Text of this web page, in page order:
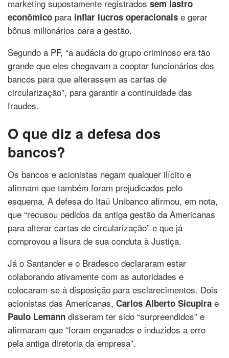
marketing supostamente registrados sem lastro
econômico para inflar lucros operacionais e gerar
bônus milionários para a gestão.
Segundo a PF, “a audácia do grupo criminoso era tão
grande que eles chegavam a cooptar funcionários dos
bancos para que alterassem as cartas de
circularização”, para garantir a continuidade das
fraudes.
O que diz a defesa dos
bancos?
Os bancos e acionistas negam qualquer ilícito e
afirmam que também foram prejudicados pelo
esquema. A defesa do Itaú Unibanco afirmou, em nota,
que “recusou pedidos da antiga gestão da Americanas
para alterar cartas de circularização” e que já
comprovou a lisura de sua conduta à Justiça.
Já o Santander e o Bradesco declararam estar
colaborando ativamente com as autoridades e
colocaram-se à disposição para esclarecimentos. Dois
acionistas das Americanas, Carlos Alberto Sicupira e
Paulo Lemann disseram ter sido “surpreendidos” e
afirmaram que “foram enganados e induzidos a erro
pela antiga diretoria da empresa”.